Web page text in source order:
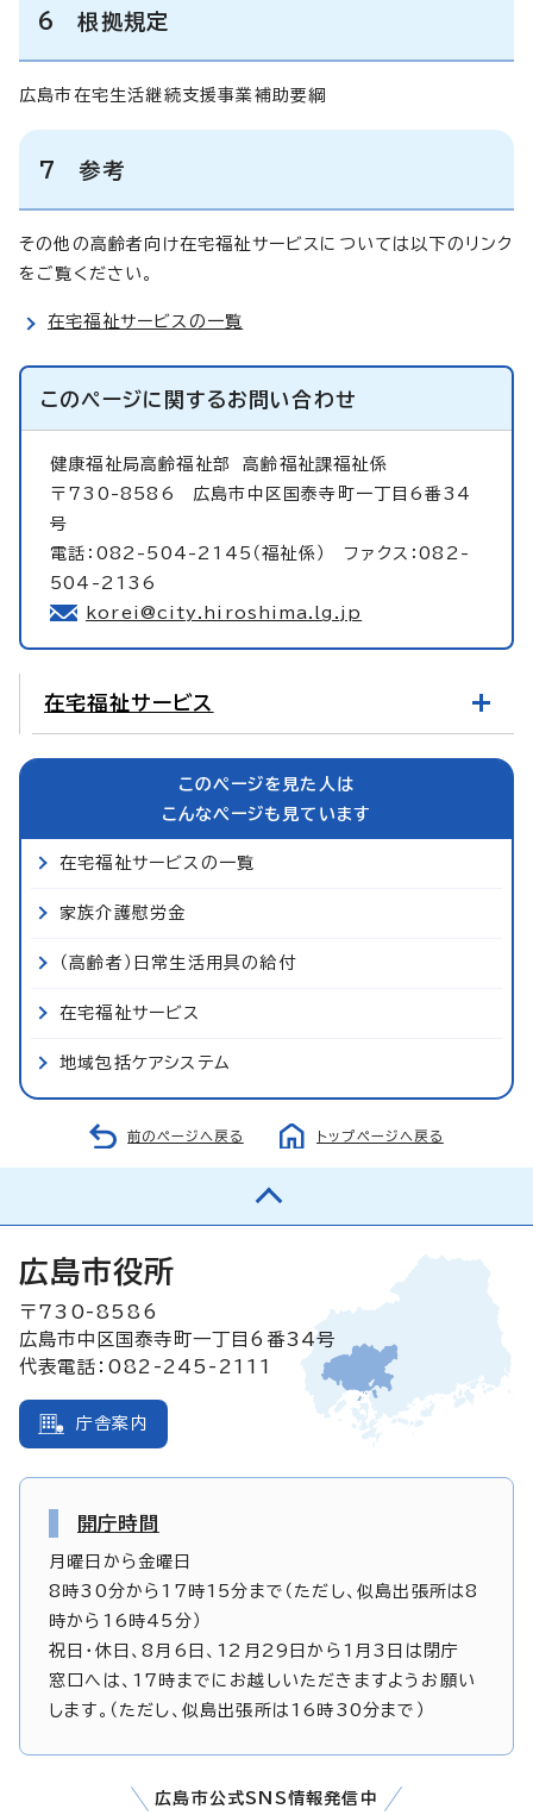
6 根拠規定
広島市在宅生活継続支援事業補助要綱
7 参考
その他の高齢者向け在宅福祉サービスについては以下のリンク
をご覧ください。
在宅福祉サービスの一覧
このページに関するお問い合わせ
健康福祉局高齢福祉部高齢福祉課福祉係
〒730-8586 広島市中区国泰寺町一丁目6番34
号
電話：082-504-2145（福祉係） ファクス：082-
504-2136
korei@city.hiroshima.lg.jp
在宅福祉サービス
このページを見た人は
こんなページも見ています
在宅福祉サービスの一覧
家族介護慰労金
（高齢者）日常生活用具の給付
在宅福祉サービス
地域包括ケアシステム
前のページへ戻る トップページへ戻る
広島市役所
〒730-8586
広島市中区国泰寺町一丁目6番34号
代表電話：082-245-2111
庁舎案内
開庁時間
月曜日から金曜日
8時30分から17時15分まで（ただし、似島出張所は8
時から16時45分）
祝日・休日、8月6日、12月29日から1月3日は閉庁
窓口へは、17時までにお越しいただきますようお願い
します。（ただし、似島出張所は16時30分まで）
広島市公式SNS情報発信中